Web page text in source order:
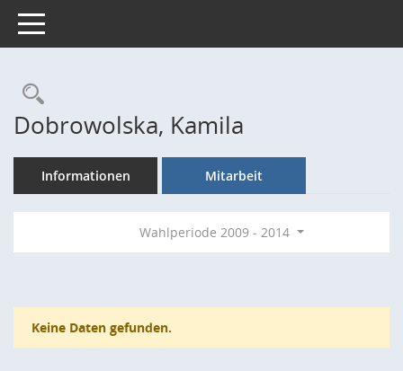
Toggle navigation
Rechercheauswahl
Dobrowolska, Kamila
Informationen Mitarbeit
Wahlperiode 2009 - 2014
Keine Daten gefunden.